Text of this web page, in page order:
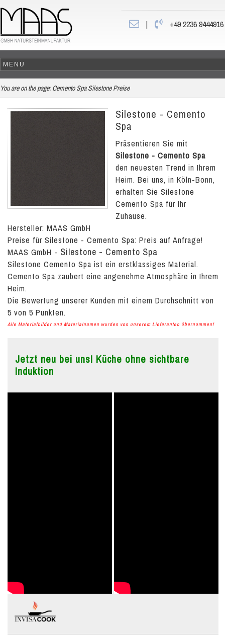
| +49 2236 9444916
You are on the page: Cemento Spa Silestone Preise
Silestone - Cemento
Spa
Präsentieren Sie mit
Silestone - Cemento Spa
den neuesten Trend in Ihrem
Heim. Bei uns, in Köln-Bonn,
erhalten Sie Silestone
Cemento Spa für Ihr
Zuhause.
Hersteller: MAAS GmbH
Preise für Silestone - Cemento Spa: Preis auf Anfrage!
MAAS GmbH - Silestone - Cemento Spa
Silestone Cemento Spa ist ein erstklassiges Material.
Cemento Spa zaubert eine angenehme Atmosphäre in Ihrem
Heim.
Die Bewertung unserer Kunden mit einem Durchschnitt von
5 von 5 Punkten.
Alle Materialbilder und Materialnamen wurden von unserem Lieferanten übernommen!
Jetzt neu bei uns! Küche ohne sichtbare
Induktion